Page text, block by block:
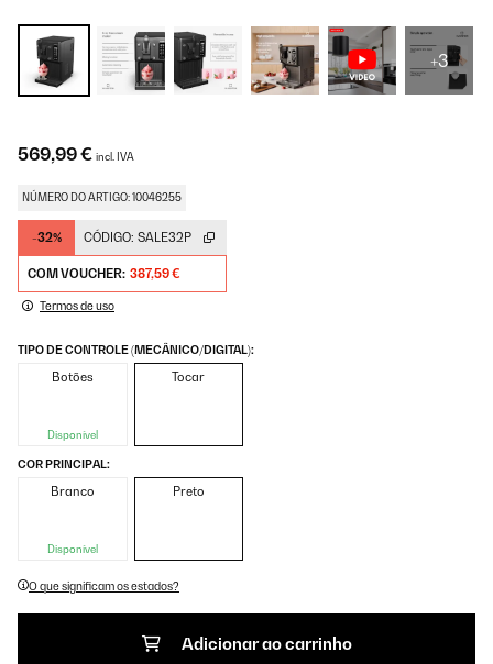
+3
569,99 € incl. IVA
NÚMERO DO ARTIGO: 10046255
-32% CÓDIGO: SALE32P
COM VOUCHER: 387,59 €
Termos de uso
TIPO DE CONTROLE (MECÂNICO/DIGITAL):
Botões
Disponível
Tocar
COR PRINCIPAL:
Branco
Disponível
Preto
O que significam os estados?
Adicionar ao carrinho